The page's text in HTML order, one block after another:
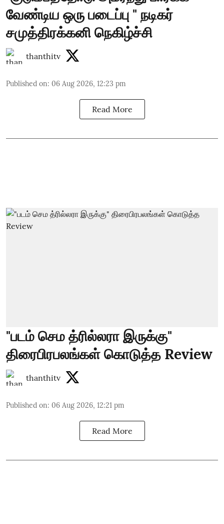
வேண்டிய ஒரு படைப்பு " நடிகர்
சமுத்திரக்கனி நெகிழ்ச்சி
thanthitv
Published on: 06 Aug 2026, 12:23 pm
Read More
"படம் செம த்ரில்லரா இருக்கு"
திரைபிரபலங்கள் கொடுத்த Review
thanthitv
Published on: 06 Aug 2026, 12:21 pm
Read More